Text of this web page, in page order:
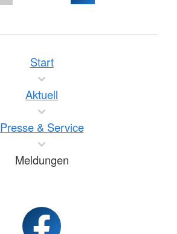
Start
Aktuell
Presse & Service
Meldungen